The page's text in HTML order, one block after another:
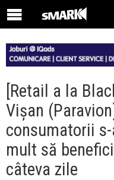
[Retail a la
Vișan
consumatorii
mult să
câteva zile